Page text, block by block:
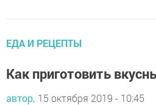
ЕДА И РЕЦЕПТЫ
Как приготовить
автор, 15 октября 2019 - 10:45